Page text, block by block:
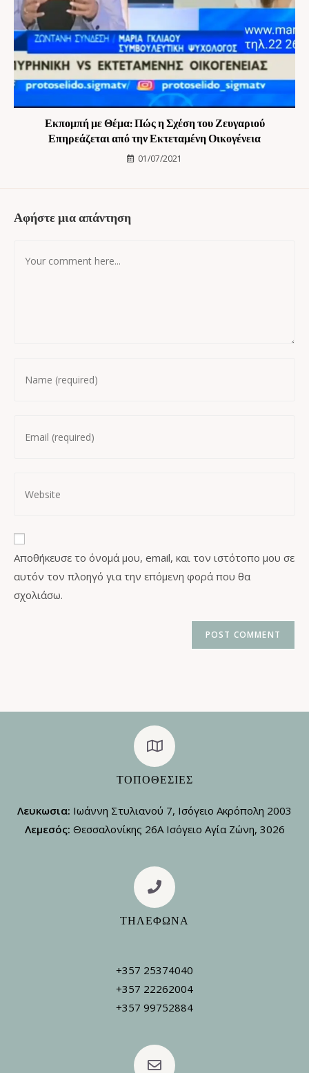
Εκπομπή με Θέμα: Πώς η Σχέση του Ζευγαριού
Επηρεάζεται από την Εκτεταμένη Οικογένεια
01/07/2021
Αφήστε μια απάντηση
Αποθήκευσε το όνομά μου, email, και τον ιστότοπο μου σε
αυτόν τον πλοηγό για την επόμενη φορά που θα
σχολιάσω.
ΤΟΠΟΘΕΣΊΕΣ
Λευκωσια: Ιωάννη Στυλιανού 7, Ισόγειο Ακρόπολη 2003
Λεμεσός: Θεσσαλονίκης 26Α Ισόγειο Αγία Ζώνη, 3026
ΤΗΛΕΦΩΝΑ
+357 25374040
+357 22262004
+357 99752884